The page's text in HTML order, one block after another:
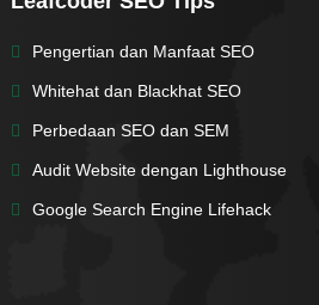
Pengertian dan Manfaat SEO
Whitehat dan Blackhat SEO
Perbedaan SEO dan SEM
Audit Website dengan Lighthouse
Google Search Engine Lifehack